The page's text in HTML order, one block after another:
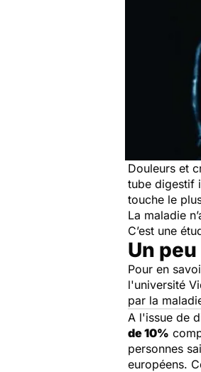
Douleurs et
tube digestif
touche le
La maladie
C’est une
Un
Pour en
l'université
par la
A l'issue de
de 10%
personnes
européens.